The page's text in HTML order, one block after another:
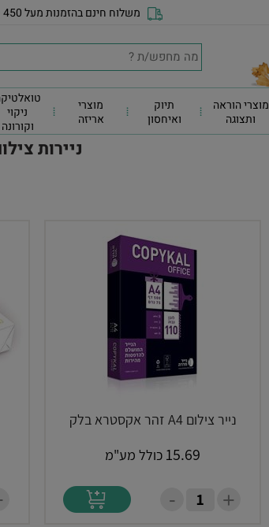
משלוח חינם בהזמנות מעל 450
מוצרי הוראה
ותצוגה
תיוק
ואיחסון
מוצרי
אריזה
ניקוי
וקורונה
ניירות
נייר צילום A4 זהר אקסטרא בלק
15.69 כולל מע"מ
+
-